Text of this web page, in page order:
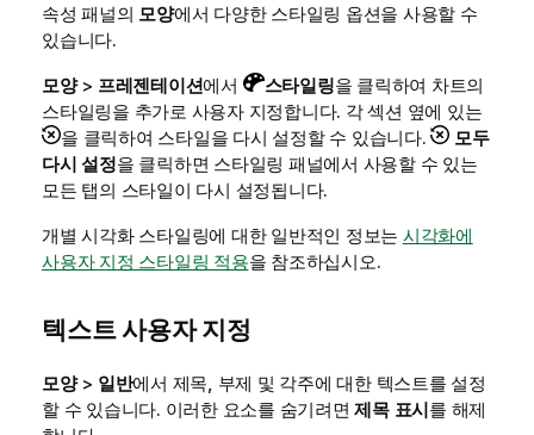
속성 패널의 모양에서 다양한 스타일링 옵션을 사용할 수
있습니다.
모양> 프레젠테이션에서 스타일링을 클릭하여 차트의
스타일링을 추가로 사용자 지정합니다. 각 섹션 옆에 있는
을 클릭하여 스타일을 다시 설정할 수 있습니다.
모두
다시 설정을 클릭하면 스타일링 패널에서 사용할 수 있는
모든 탭의 스타일이 다시 설정됩니다.
개별 시각화 스타일링에 대한 일반적인 정보는 시각화에
사용자 지정 스타일링 적용을 참조하십시오.
텍스트 사용자 지정
모양> 일반에서 제목, 부제 및 각주에 대한 텍스트를 설정
할 수 있습니다. 이러한 요소를 숨기려면제목 표시를 해제